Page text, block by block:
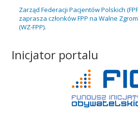
Zarząd Federacji Pacjentów Polskich
zaprasza członków FPP na Walne
(WZ-FPP).
Inicjator portalu